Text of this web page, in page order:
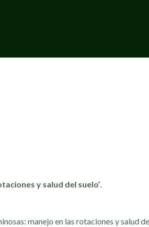
y salud del suelo’.
manejo en las rotaciones y salud